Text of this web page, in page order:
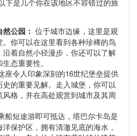
下是几个你在该地区不容错过的旅
公园： 位于城市边缘，这里是观
。你可以在这里看到各种珍稀的鸟
沿着自然小径漫步，你还可以了解
态重要性。
座令人印象深刻的16世纪堡垒提供
史的重要见解。走入城堡，你可以
风格，并在高处观赏到城市及其周
船短途游即可抵达，塔巴尔卡岛是
保护区，拥有清澈见底的海水，